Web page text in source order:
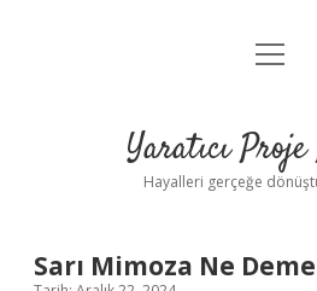
Anasayfa
Yasal
menüyü
Yaratıcı
Hayalleri gerçeğe
Sarı Mimoza Ne